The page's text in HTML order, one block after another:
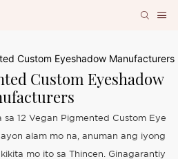
Custom Eyeshadow Manufacturers
Custom Eyeshadow
12 Vegan Pigmented Custom Eye
alam mo na, anuman ang iyong
mo ito sa Thincen. Ginagarantiy